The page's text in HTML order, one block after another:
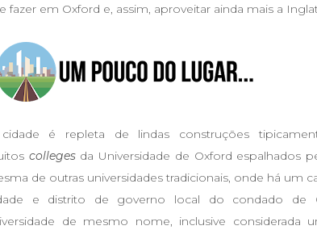
fazer em Oxford e, assim, aproveitar ainda mais a
é repleta de lindas construções
colleges da Universidade de Oxford espalhados
de outras universidades tradicionais, onde há um
e distrito de governo local do condado de
de mesmo nome, inclusive considerada